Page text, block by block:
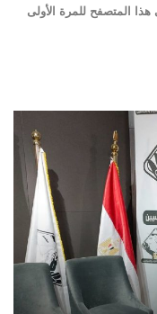
المتصفح للمرة الأولى